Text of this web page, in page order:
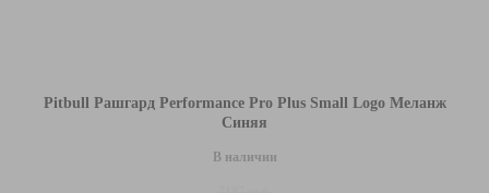
Pitbull Рашгард Performance Pro Plus Small Logo Меланж
Синяя
В наличии